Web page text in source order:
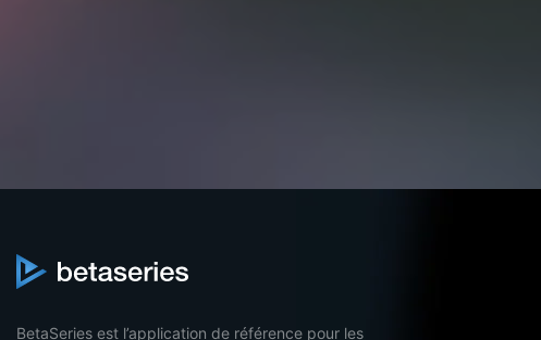
BetaSeries est l’application de référence pour les